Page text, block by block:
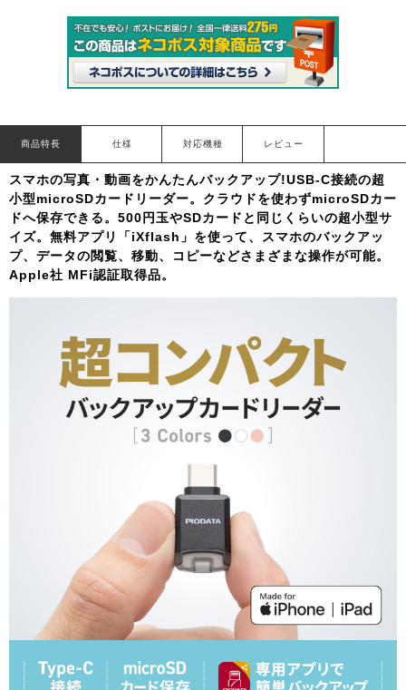
商品特長 仕様 対応機種 レビュー
スマホの写真・動画をかんたんバックアップ!USB-C接続の超
小型microSDカードリーダー。クラウドを使わずmicroSDカー
ドへ保存できる。500円玉やSDカードと同じくらいの超小型サ
イズ。無料アプリ「iXflash」を使って、スマホのバックアッ
プ、データの閲覧、移動、コピーなどさまざまな操作が可能。
Apple社 MFi認証取得品。